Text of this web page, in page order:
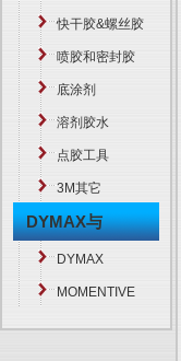
快干胶&螺丝胶
喷胶和密封胶
底涂剂
溶剂胶水
点胶工具
3M其它
DYMAX与
MOMENTIVE
DYMAX
MOMENTIVE